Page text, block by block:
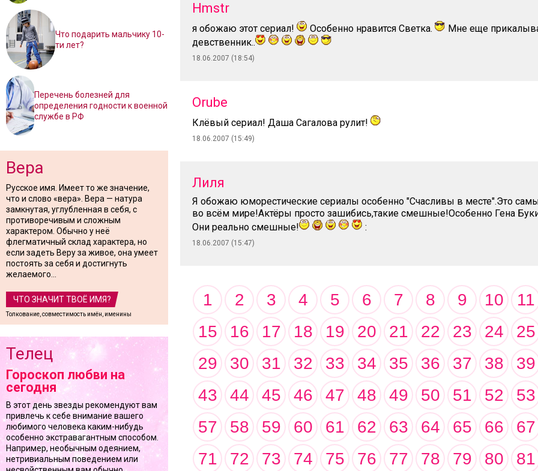
Что подарить мальчику 10-
ти лет?
Перечень болезней для
определения годности к военной
службе в РФ
Вера
Русское имя. Имеет то же значение,
что и слово «вера». Вера — натура
замкнутая, углубленная в себя, с
противоречивым и сложным
характером. Обычно у неё
флегматичный склад характера, но
если задеть Веру за живое, она умеет
постоять за себя и достигнуть
желаемого...
ЧТО ЗНАЧИТ ТВОЁ ИМЯ?
Толкование, совместимость имён, именины
Телец
Гороскоп любви на
сегодня
В этот день звезды рекомендуют вам
привлечь к себе внимание вашего
любимого человека каким-нибудь
особенно экстравагантным способом.
Например, необычным одеянием,
нетривиальным поведением или
Hmstr
я обожаю этот сериал! Особенно нравится Светка.
Мне еще
девственник..
18.06.2007 (18:54)
Orube
Клёвый сериал! Даша Сагалова рулит!
18.06.2007 (15:49)
Лиля
Я обожаю юморестические сериалы особенно "Счасливы в месте".Это
во всём мире!Актёры просто зашибись,такие смешные!Особенно Гена
Они реально смешные!
:
18.06.2007 (15:47)
1 2 3 4 5 6 7 8 9 10 11
15
16 17 18 19 20 21 22 23 24 25
29
30 31 32 33 34 35 36 37 38 39
43
44 45 46 47 48 49 50 51 52 53
57
58 59 60 61 62 63 64 65 66 67
71
72 73 74 75 76 77 78 79 80 81